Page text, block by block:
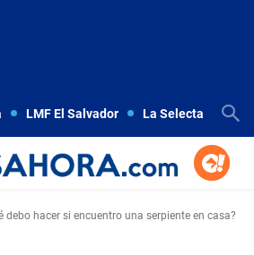
LMF El Salvador La Selecta
debo hacer si encuentro una serpiente en casa?